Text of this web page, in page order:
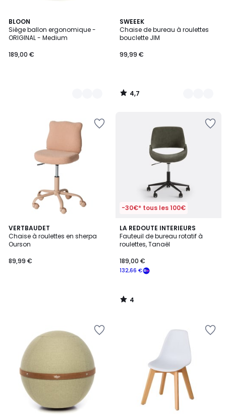
BLOON
Siège ballon ergonomique -
ORIGINAL - Medium
189,00 €
4
Couleurs
SWEEEK
Chaise de bureau à roulettes
bouclette JIM
99,99 €
4,7
/ 5
4
Couleurs
4,7
/
VERTBAUDET
Chaise à roulettes en sherpa
Ourson
89,99 €
-30€* tous les 100€
LA REDOUTE INTERIEURS
Fauteuil de bureau rotatif à
roulettes, Tanaël
132,66 €
189,00 €
4
/
5
4
/